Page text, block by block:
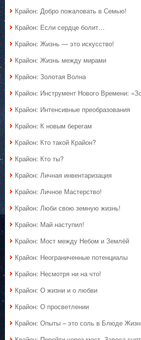
Крайон: Добро пожаловать в Семью!
Крайон: Если сердце болит…
Крайон: Жизнь — это искусство!
Крайон: Жизнь между мирами
Крайон: Золотая Волна
Крайон: Инструмент Нового Времени:
Крайон: Интенсивные преобразования
Крайон: К новым берегам
Крайон: Кто такой Крайон?
Крайон: Кто ты?
Крайон: Личная инвентаризация
Крайон: Личное Мастерство!
Крайон: Люби свою земную жизнь!
Крайон: Май наступил!
Крайон: Мост между Небом и Землёй
Крайон: Неограниченные потенциалы
Крайон: Несмотря ни на что!
Крайон: О жизни и о любви
Крайон: О просветлении
Крайон: Опыты – это соль в Блюде